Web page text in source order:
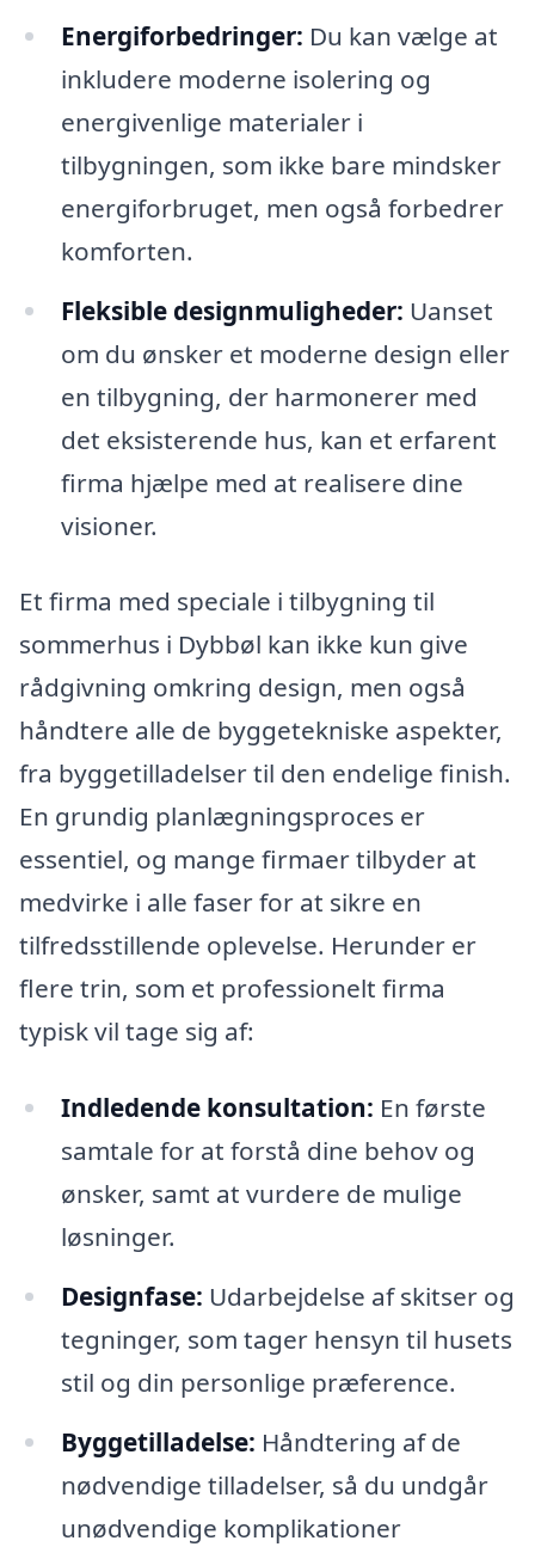
Energiforbedringer: Du kan vælge at
inkludere moderne isolering og
energivenlige materialer i
tilbygningen, som ikke bare mindsker
energiforbruget, men også forbedrer
komforten.
Fleksible designmuligheder: Uanset
om du ønsker et moderne design eller
en tilbygning, der harmonerer med
det eksisterende hus, kan et erfarent
firma hjælpe med at realisere dine
visioner.
Et firma med speciale i tilbygning til
sommerhus i Dybbøl kan ikke kun give
rådgivning omkring design, men også
håndtere alle de byggetekniske aspekter,
fra byggetilladelser til den endelige finish.
En grundig planlægningsproces er
essentiel, og mange firmaer tilbyder at
medvirke i alle faser for at sikre en
tilfredsstillende oplevelse. Herunder er
flere trin, som et professionelt firma
typisk vil tage sig af:
Indledende konsultation: En første
samtale for at forstå dine behov og
ønsker, samt at vurdere de mulige
løsninger.
Designfase: Udarbejdelse af skitser og
tegninger, som tager hensyn til husets
stil og din personlige præference.
Byggetilladelse: Håndtering af de
nødvendige tilladelser, så du undgår
unødvendige komplikationer